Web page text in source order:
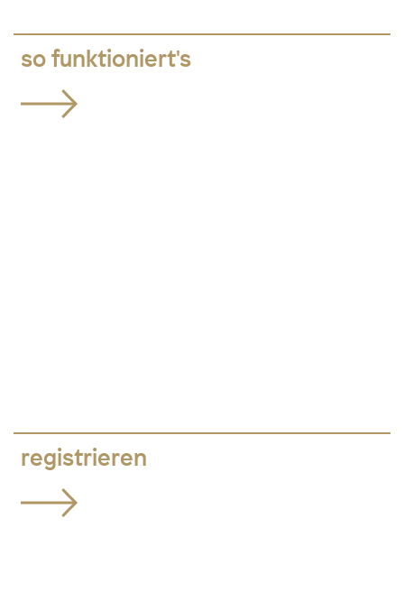
so funktioniert's
registrieren